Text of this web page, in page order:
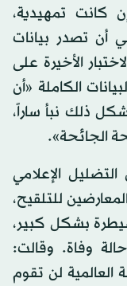
كانت تمهيدية،
أن تصدر بيانات
الأخيرة على
الكاملة «أن
ذلك نبأ ساراً،
الجائحة».
الإعلامي
للتلقيح،
بشكل كبير،
من 1.3 مليون حالة وفاة. وقالت:
لن تقوم